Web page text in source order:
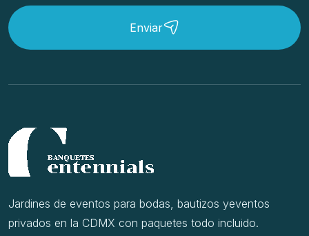
Enviar
Jardines de eventos para bodas, bautizos yeventos
privados en la CDMX con paquetes todo incluido.